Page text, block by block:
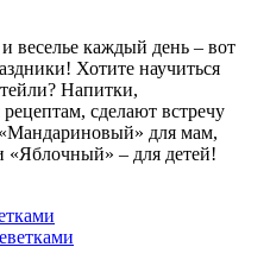
веселье каждый день – вот
Хотите научиться
Напитки,
сделают встречу
для мам,
– для детей!